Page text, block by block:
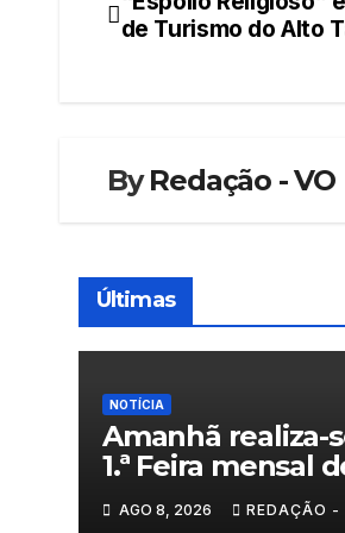
Navegação
de Turismo do Alto
ByRedação - VO
Últimas
NOTÍCIA
Amanhã realiza-
1.ª Feira mensal
AGO 8, 2026 REDAÇÃO -